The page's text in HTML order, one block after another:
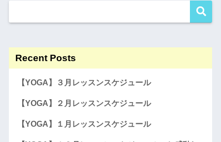
Recent Posts
【YOGA】３月レッスンスケジュール
【YOGA】２月レッスンスケジュール
【YOGA】１月レッスンスケジュール